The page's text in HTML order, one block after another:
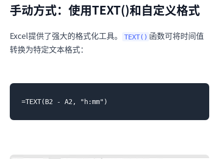
手动方式：使用TEXT()和自定义格式
Excel提供了强大的格式化工具。 TEXT() 函数可将时间值
转换为特定文本格式：